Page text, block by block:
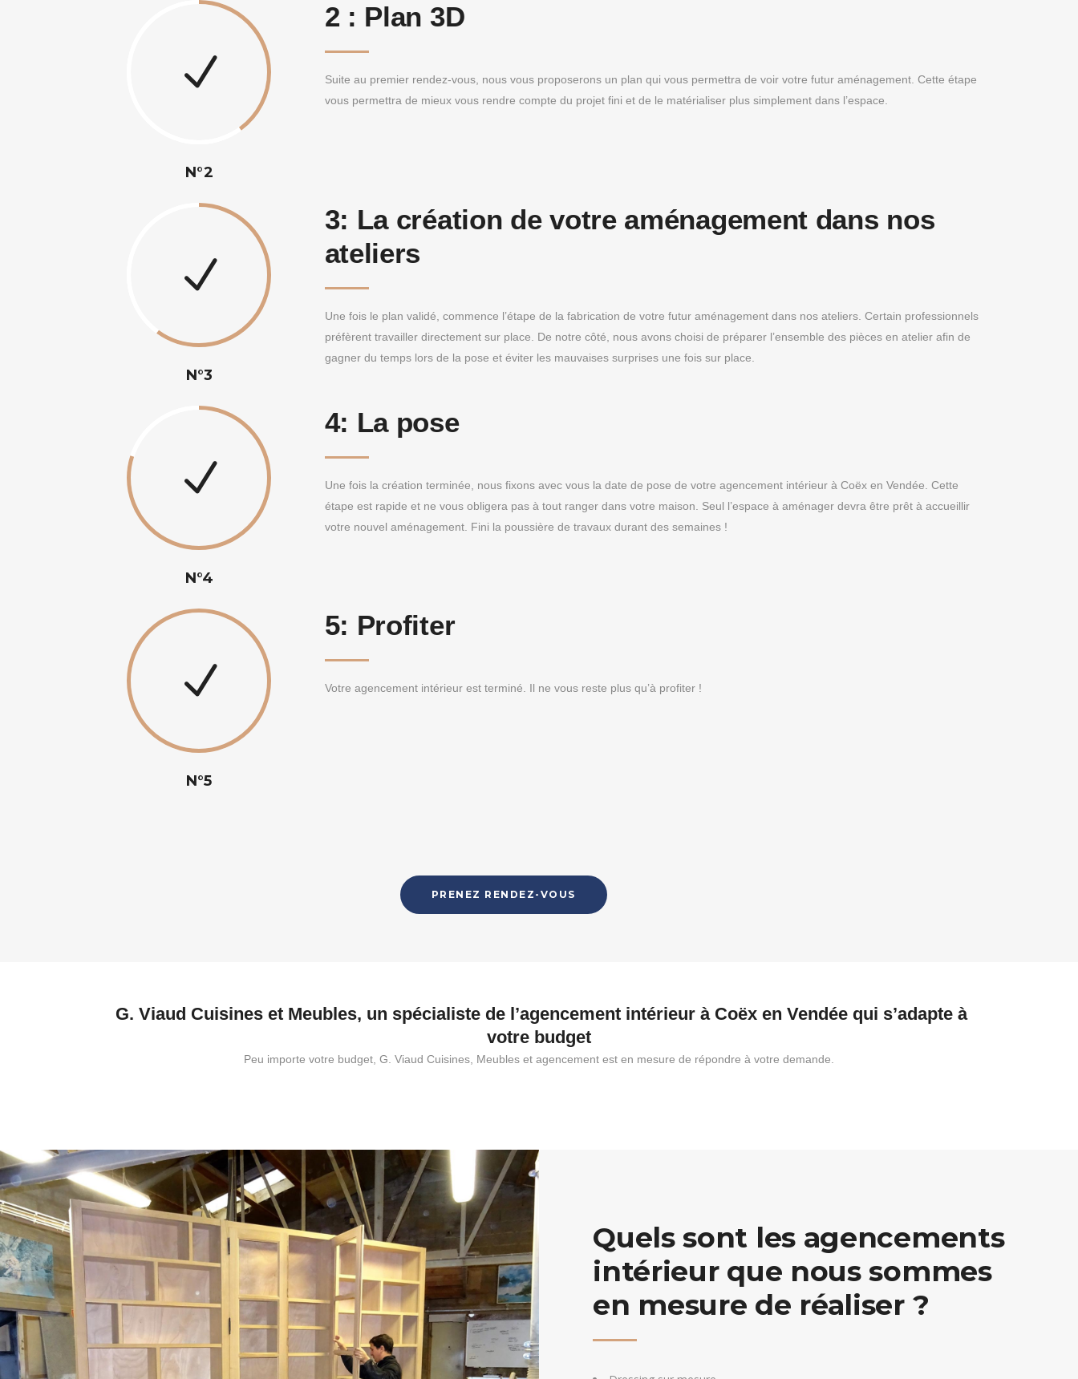
N°2
2 : Plan 3D
Suite au premier rendez-vous, nous vous proposerons un plan qui vous permettra de voir votre futur aménagement. Cette étape
vous permettra de mieux vous rendre compte du projet fini et de le matérialiser plus simplement dans l’espace.
N°3
3: La création de votre aménagement dans nos
ateliers
Une fois le plan validé, commence l’étape de la fabrication de votre futur aménagement dans nos ateliers. Certain professionnels
préfèrent travailler directement sur place. De notre côté, nous avons choisi de préparer l’ensemble des pièces en atelier afin de
gagner du temps lors de la pose et éviter les mauvaises surprises une fois sur place.
N°4
4: La pose
Une fois la création terminée, nous fixons avec vous la date de pose de votre agencement intérieur à Coëx en Vendée. Cette
étape est rapide et ne vous obligera pas à tout ranger dans votre maison. Seul l’espace à aménager devra être prêt à accueillir
votre nouvel aménagement. Fini la poussière de travaux durant des semaines !
N°5
5: Profiter
Votre agencement intérieur est terminé. Il ne vous reste plus qu’à profiter !
PRENEZ RENDEZ-VOUS
G. Viaud Cuisines et Meubles, un spécialiste de l’agencement intérieur à Coëx en Vendée qui s’adapte à
votre budget
Peu importe votre budget, G. Viaud Cuisines, Meubles et agencement est en mesure de répondre à votre demande.
Quels sont les agencements
intérieur que nous sommes
en mesure de réaliser ?